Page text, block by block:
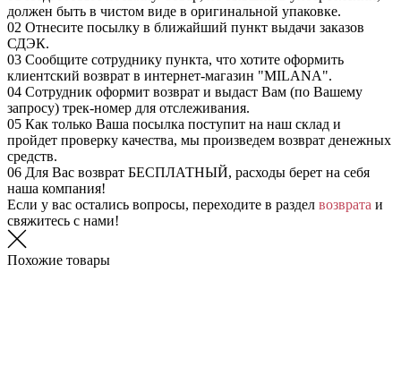
должен быть в чистом виде в оригинальной упаковке.
02 Отнесите посылку в ближайший пункт выдачи заказов
СДЭК.
03 Сообщите сотруднику пункта, что хотите оформить
клиентский возврат в интернет-магазин "MILANA".
04 Сотрудник оформит возврат и выдаст Вам (по Вашему
запросу) трек-номер для отслеживания.
05 Как только Ваша посылка поступит на наш склад и
пройдет проверку качества, мы произведем возврат денежных
средств.
06 Для Вас возврат БЕСПЛАТНЫЙ, расходы берет на себя
наша компания!
Если у вас остались вопросы, переходите в раздел возврата и
свяжитесь с нами!
Похожие товары